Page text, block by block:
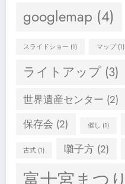
googlemap (4)
スライドショー (1) マップ(1)
ライトアップ (3)
世界遺産センター (2)
保存会 (2) 催し (1)
古式 (1) 囃子方(2)